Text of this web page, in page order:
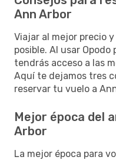
Ann Arbor
Viajar al mejor precio
posible. Al usar
tendrás acceso a las
Aquí te dejamos tres
reservar tu vuelo a
Mejor época del
Arbor
La mejor época para